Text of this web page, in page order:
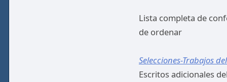
Lista completa de
de ordenar
Selecciones-Trabajos
Escritos adicionales